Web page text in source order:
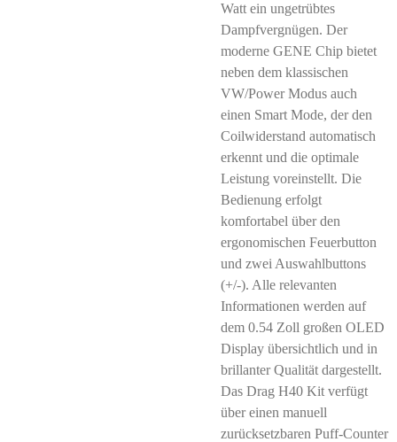
Watt ein ungetrübtes
Dampfvergnügen. Der
moderne GENE Chip bietet
neben dem klassischen
VW/Power Modus auch
einen Smart Mode, der den
Coilwiderstand automatisch
erkennt und die optimale
Leistung voreinstellt. Die
Bedienung erfolgt
komfortabel über den
ergonomischen Feuerbutton
und zwei Auswahlbuttons
(+/-). Alle relevanten
Informationen werden auf
dem 0.54 Zoll großen OLED
Display übersichtlich und in
brillanter Qualität dargestellt.
Das Drag H40 Kit verfügt
über einen manuell
zurücksetzbaren Puff-Counter